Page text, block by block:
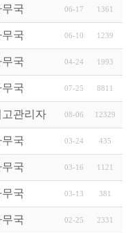
품공모전 개최
국 06-17 1361
정(신규.재강습)
국 06-10 1239
뉴를 활용한 MICE행사
국 04-24 1993
비스 안내
국 07-25 8811
소득세)감면 제도 안내
고관리자 08-06 12329
(T/C) 소양교육(1차) 실
국 03-24 435
족여행 지원사업 전담여
국 03-16 1121
여행 자제 및 안전관리
국 03-13 381
기금 우수기업 레벨업
국 02-25 2331